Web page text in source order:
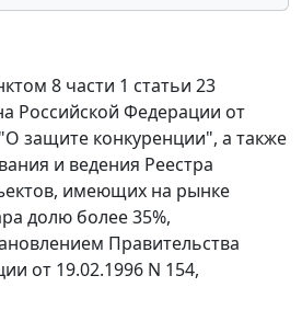
8 части 1 статьи 23
Российской Федерации от
защите конкуренции", а также
и ведения Реестра
имеющих на рынке
долю более 35%,
Правительства
от 19.02.1996 N 154,